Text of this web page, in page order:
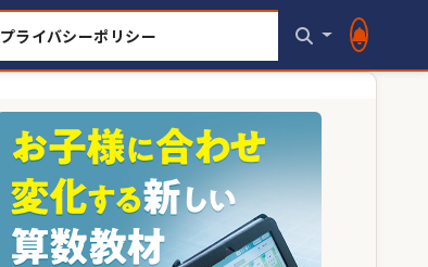
プライバシーポリシー